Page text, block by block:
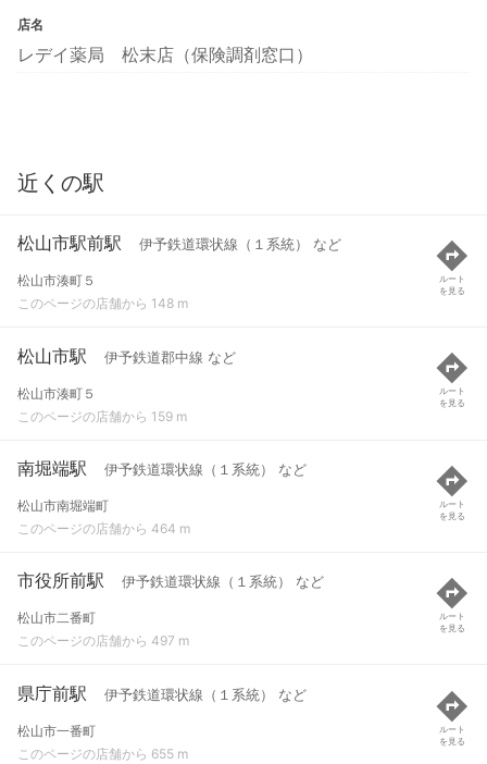
店名
レデイ薬局 松末店（保険調剤窓口）
近くの駅
松山市駅前駅 伊予鉄道環状線（１系統） など
松山市湊町５
このページの店舗から 148 m
ルート
を見る
松山市駅 伊予鉄道郡中線 など
松山市湊町５
このページの店舗から 159 m
ルート
を見る
南堀端駅 伊予鉄道環状線（１系統） など
松山市南堀端町
このページの店舗から 464 m
ルート
を見る
市役所前駅 伊予鉄道環状線（１系統） など
松山市二番町
このページの店舗から 497 m
ルート
を見る
県庁前駅 伊予鉄道環状線（１系統） など
松山市一番町
このページの店舗から 655 m
ルート
を見る